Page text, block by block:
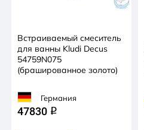
Встраиваемый смеситель
для ванны Kludi Decus
54759N075
(брашированное золото)
Германия
47830 q